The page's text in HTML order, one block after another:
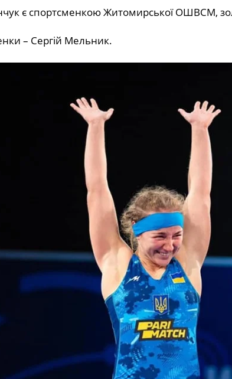
є спортсменкою Житомирської ОШВСМ,
– Сергій Мельник.